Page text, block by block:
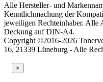
Alle Hersteller- und
Kenntlichmachung der
jeweiligen Rechteinhaber. Alle
Deckung auf DIN-A4.
Copyright ©2016-2026
16, 21339 Lüneburg - Alle
×